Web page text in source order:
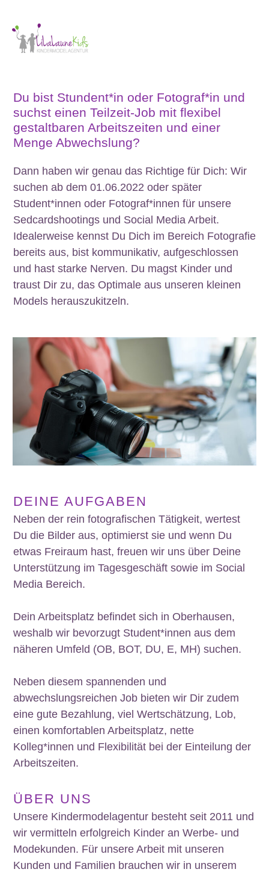
Du bist Stundent*in oder Fotograf*in und
suchst einen Teilzeit-Job mit flexibel
gestaltbaren Arbeitszeiten und einer
Menge Abwechslung?
Dann haben wir genau das Richtige für Dich: Wir
suchen ab dem 01.06.2022 oder später
Student*innen oder Fotograf*innen für unsere
Sedcardshootings und Social Media Arbeit.
Idealerweise kennst Du Dich im Bereich Fotografie
bereits aus, bist kommunikativ, aufgeschlossen
und hast starke Nerven. Du magst Kinder und
traust Dir zu, das Optimale aus unseren kleinen
Models herauszukitzeln.
DEINE AUFGABEN
Neben der rein fotografischen Tätigkeit, wertest
Du die Bilder aus, optimierst sie und wenn Du
etwas Freiraum hast, freuen wir uns über Deine
Unterstützung im Tagesgeschäft sowie im Social
Media Bereich.
Dein Arbeitsplatz befindet sich in Oberhausen,
weshalb wir bevorzugt Student*innen aus dem
näheren Umfeld (OB, BOT, DU, E, MH) suchen.
Neben diesem spannenden und
abwechslungsreichen Job bieten wir Dir zudem
eine gute Bezahlung, viel Wertschätzung, Lob,
einen komfortablen Arbeitsplatz, nette
Kolleg*innen und Flexibilität bei der Einteilung der
Arbeitszeiten.
ÜBER UNS
Unsere Kindermodelagentur besteht seit 2011 und
wir vermitteln erfolgreich Kinder an Werbe- und
Modekunden. Für unsere Arbeit mit unseren
Kunden und Familien brauchen wir in unserem